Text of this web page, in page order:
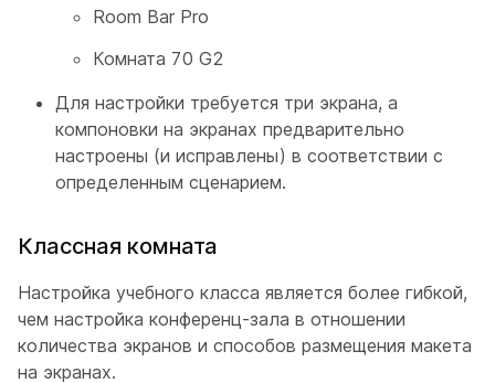
Room Bar Pro
Комната 70 G2
Для настройки требуется три экрана, а
компоновки на экранах предварительно
настроены (и исправлены) в соответствии с
определенным сценарием.
Классная комната
Настройка учебного класса является более гибкой,
чем настройка конференц-зала в отношении
количества экранов и способов размещения макета
на экранах.